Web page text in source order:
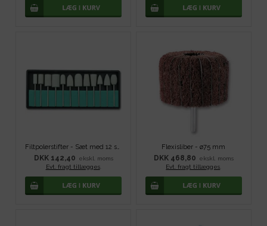
Filtpolerstifter - Sæt med 12 stk
DKK 142,40
ekskl. moms
Evt. fragt tillægges.
Flexisliber - ø75 mm
DKK 468,80
ekskl. moms
Evt. fragt tillægges